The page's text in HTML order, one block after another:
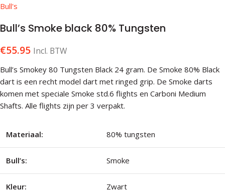
Bull's
Bull’s Smoke black 80% Tungsten
€55.95 Incl. BTW
Bull’s Smokey 80 Tungsten Black 24 gram. De Smoke 80% Black
dart is een recht model dart met ringed grip. De Smoke darts
komen met speciale Smoke std.6 flights en Carboni Medium
Shafts. Alle flights zijn per 3 verpakt.
Materiaal: 80% tungsten
Bull’s: Smoke
Kleur: Zwart